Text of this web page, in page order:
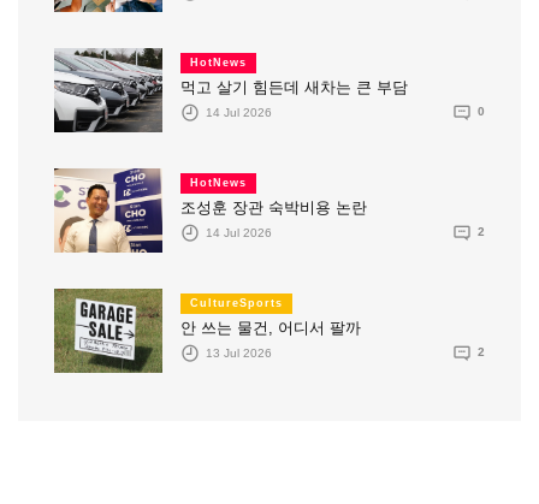
HotNews
먹고 살기 힘든데 새차는 큰 부담
14 Jul 2026 0
HotNews
조성훈 장관 숙박비용 논란
14 Jul 2026 2
CultureSports
안 쓰는 물건, 어디서 팔까
13 Jul 2026 2